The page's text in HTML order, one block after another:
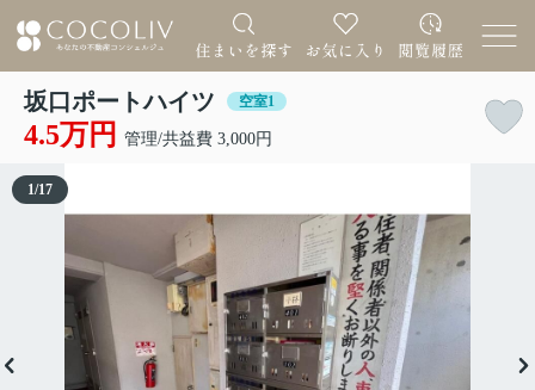
坂口ポートハイツ 空室1
4.5万円 管理/共益費 3,000円
1/17